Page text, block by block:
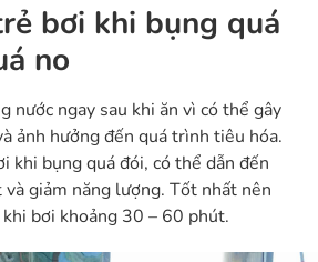
bơi khi bụng quá
no
nước ngay sau khi ăn vì có thể gây
ảnh hưởng đến quá trình tiêu hóa.
khi bụng quá đói, có thể dẫn đến
giảm năng lượng. Tốt nhất nên
bơi khoảng 30 – 60 phút.